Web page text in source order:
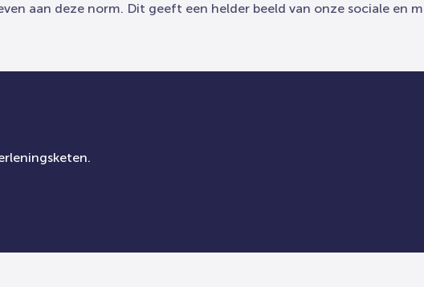
aan deze norm. Dit geeft een helder beeld van onze sociale en